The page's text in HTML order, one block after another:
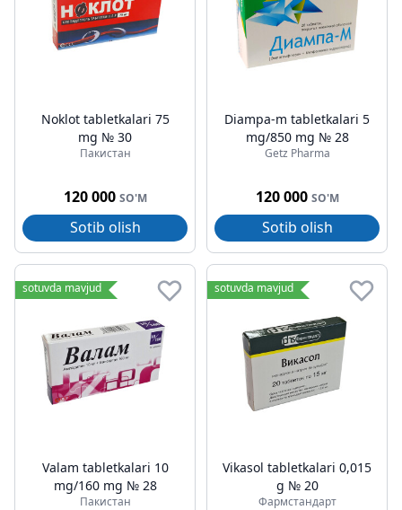
Noklot tabletkalari 75
mg № 30
Пакистан
120 000 SO'M
Sotib olish
Diampa-m tabletkalari 5
mg/850 mg № 28
Getz Pharma
120 000 SO'M
Sotib olish
sotuvda mavjud
Valam tabletkalari 10
mg/160 mg № 28
Пакистан
sotuvda mavjud
Vikasol tabletkalari 0,015
g № 20
Фармстандарт